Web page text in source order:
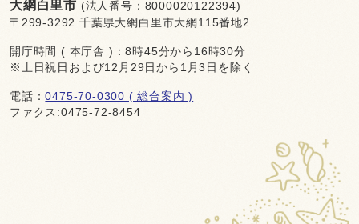
大網白里市 (法人番号：8000020122394)
〒299-3292 千葉県大網白里市大網115番地2
開庁時間 ( 本庁舎 )：8時45分から16時30分
※土日祝日および12月29日から1月3日を除く
電話：0475-70-0300 ( 総合案内 )
ファクス:0475-72-8454